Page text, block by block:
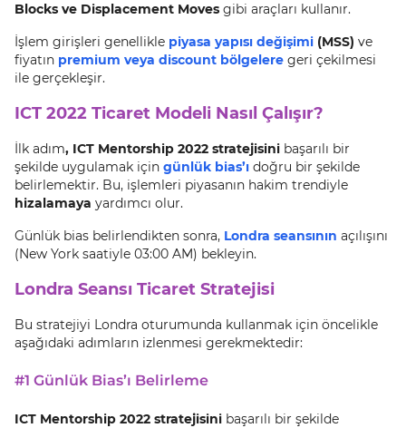
Blocks ve Displacement Moves gibi araçları kullanır.
İşlem girişleri genellikle piyasa yapısı değişimi (MSS) ve
fiyatın premium veya discount bölgelere geri çekilmesi
ile gerçekleşir.
ICT 2022 Ticaret Modeli Nasıl Çalışır?
İlk adım, ICT Mentorship 2022 stratejisini başarılı bir
şekilde uygulamak için günlük bias’ı doğru bir şekilde
belirlemektir. Bu, işlemleri piyasanın hakim trendiyle
hizalamaya yardımcı olur.
Günlük bias belirlendikten sonra, Londra seansının açılışını
(New York saatiyle 03:00 AM) bekleyin.
Londra Seansı Ticaret Stratejisi
Bu stratejiyi Londra oturumunda kullanmak için öncelikle
aşağıdaki adımların izlenmesi gerekmektedir:
#1 Günlük Bias’ı Belirleme
ICT Mentorship 2022 stratejisini başarılı bir şekilde